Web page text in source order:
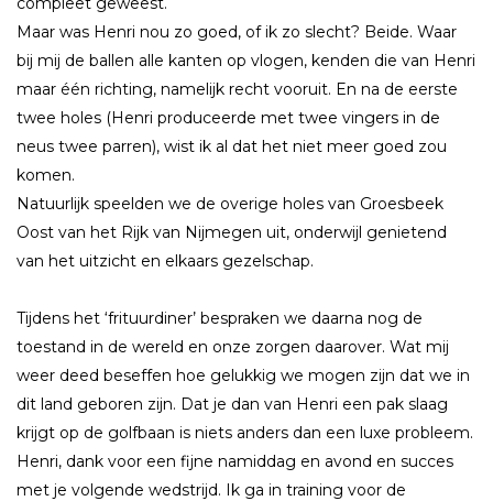
Maar was Henri nou zo goed, of ik zo slecht? Beide. Waar
bij mij de ballen alle kanten op vlogen, kenden die van Henri
maar één richting, namelijk recht vooruit. En na de eerste
twee holes (Henri produceerde met twee vingers in de
neus twee parren), wist ik al dat het niet meer goed zou
komen.
Natuurlijk speelden we de overige holes van Groesbeek
Oost van het Rijk van Nijmegen uit, onderwijl genietend
van het uitzicht en elkaars gezelschap.
Tijdens het ‘frituurdiner’ bespraken we daarna nog de
toestand in de wereld en onze zorgen daarover. Wat mij
weer deed beseffen hoe gelukkig we mogen zijn dat we in
dit land geboren zijn. Dat je dan van Henri een pak slaag
krijgt op de golfbaan is niets anders dan een luxe probleem.
Henri, dank voor een fijne namiddag en avond en succes
met je volgende wedstrijd. Ik ga in training voor de